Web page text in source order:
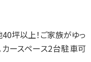
坪以上！ご家族がゆっ
ースペース2台駐車可